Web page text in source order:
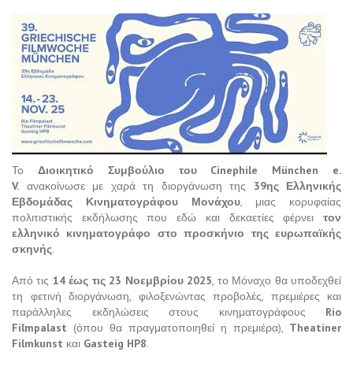
Το Διοικητικό Συμβούλιο του Cinephile München e.
V. ανακοίνωσε με χαρά τη διοργάνωση της 39ης Ελληνικής
Εβδομάδας Κινηματογράφου Μονάχου, μιας κορυφαίας
πολιτιστικής εκδήλωσης που εδώ και δεκαετίες φέρνει τον
ελληνικό κινηματογράφο στο προσκήνιο της ευρωπαϊκής
σκηνής.
Από τις 14 έως τις 23 Νοεμβρίου 2025, το Μόναχο θα υποδεχθεί
τη φετινή διοργάνωση, φιλοξενώντας προβολές, πρεμιέρες και
παράλληλες εκδηλώσεις στους κινηματογράφους Rio
Filmpalast (όπου θα πραγματοποιηθεί η πρεμιέρα), Theatiner
Filmkunst και Gasteig HP8.